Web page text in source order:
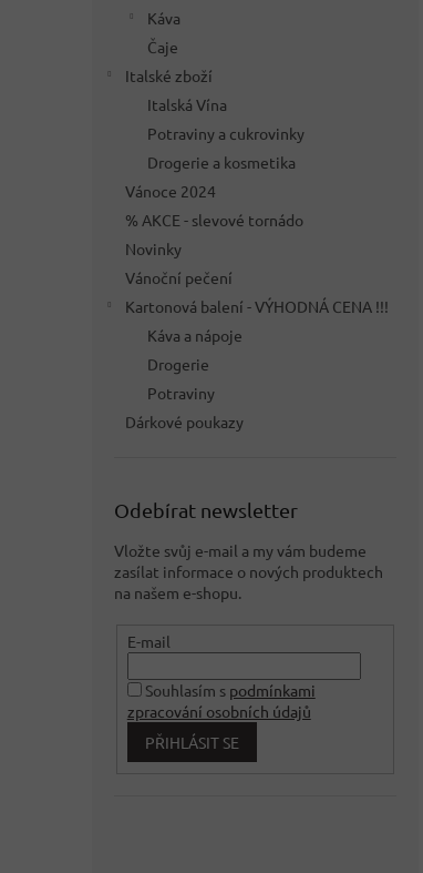
Káva
Čaje
Italské zboží
Italská Vína
Potraviny a cukrovinky
Drogerie a kosmetika
Vánoce 2024
% AKCE - slevové tornádo
Novinky
Vánoční pečení
Kartonová balení - VÝHODNÁ CENA !!!
Káva a nápoje
Drogerie
Potraviny
Dárkové poukazy
Odebírat newsletter
Vložte svůj e-mail a my vám budeme
zasílat informace o nových produktech
na našem e-shopu.
E-mail
Souhlasím s podmínkami
zpracování osobních údajů
PŘIHLÁSIT SE